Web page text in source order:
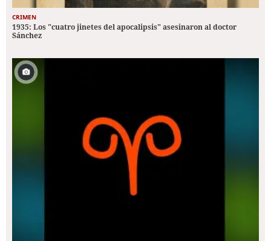
CRIMEN
1935: Los "cuatro jinetes del apocalipsis" asesinaron al doctor
Sánchez